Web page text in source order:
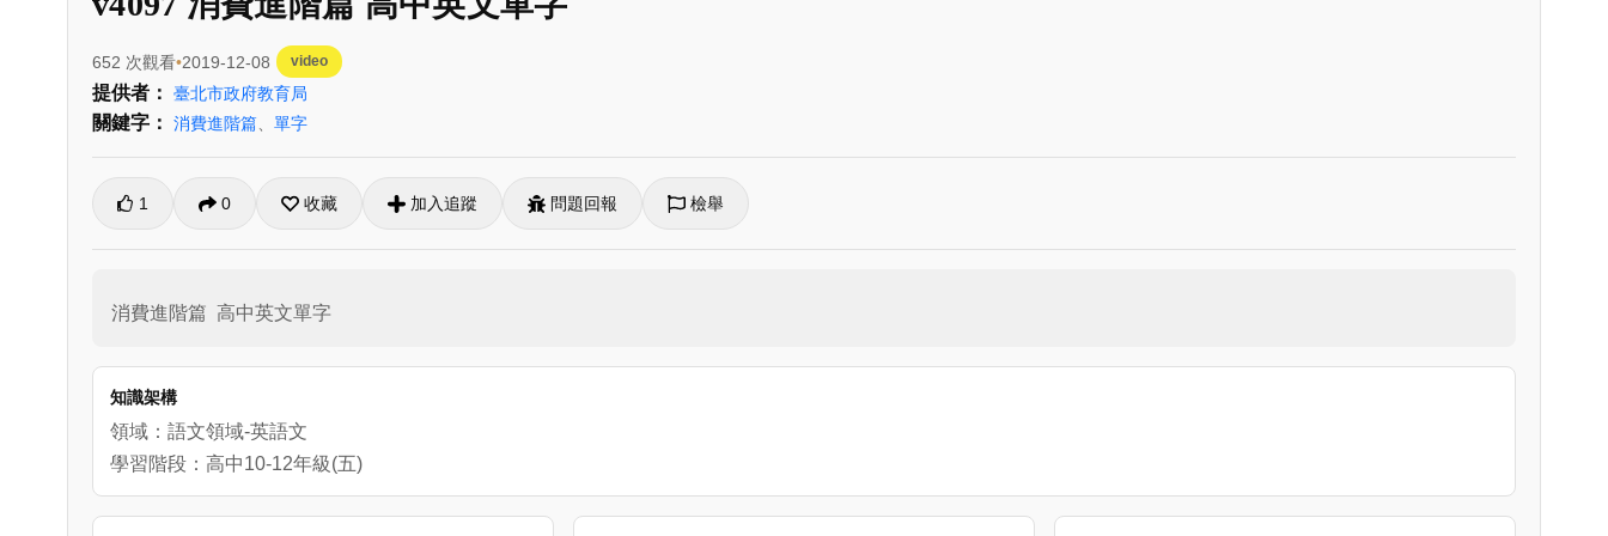
652 次觀看 2019-12-08 video
提供者： 臺北市政府教育局
關鍵字： 消費進階篇 單字
1 0 收藏 加入追蹤 問題回報 檢舉
消費進階篇  高中英文單字
知識架構
領域：語文領域-英語文
學習階段：高中10-12年級(五)